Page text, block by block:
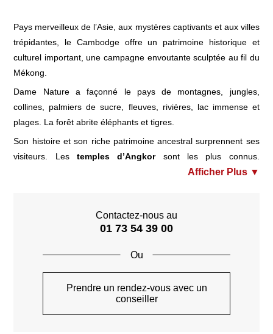
Pays merveilleux de l’Asie, aux mystères captivants et aux villes
trépidantes, le Cambodge offre un patrimoine historique et
culturel important, une campagne envoutante sculptée au fil du
Mékong.
Dame Nature a façonné le pays de montagnes, jungles,
collines, palmiers de sucre, fleuves, rivières, lac immense et
plages. La forêt abrite éléphants et tigres.
Son histoire et son riche patrimoine ancestral surprennent ses
visiteurs. Lestemples d’Angkorsont les plus connus.
Véritable image d’Epinal du pays ils abritent des trésors
, capital du Cambodge, est surnommée « la perle
comblent la ville d’une beauté magique. Les monuments
pagode de Wat Phnom ou d’Argent sont célèbres pour leur
grandeur et leur valeur spirituelle. Phnom Penh est une ville
dynamique et moderne, dans laquelle il suffit de se balader à
Contactez-nous au
01 73 54 39 00
Prendre un rendez-vous avec un
conseiller